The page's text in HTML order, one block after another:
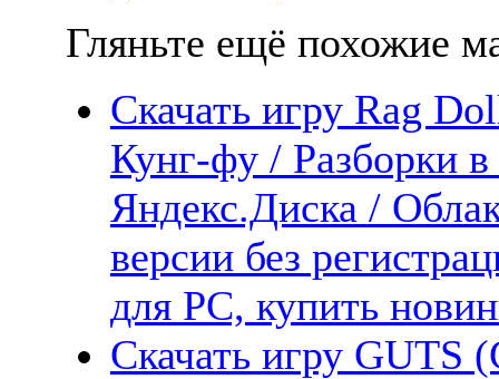
Гляньте ещё похожие
Скачать игру Rag
Кунг-фу / Разборки
Яндекс.Диска /
версии без
для PC, купить
Скачать игру GUTS